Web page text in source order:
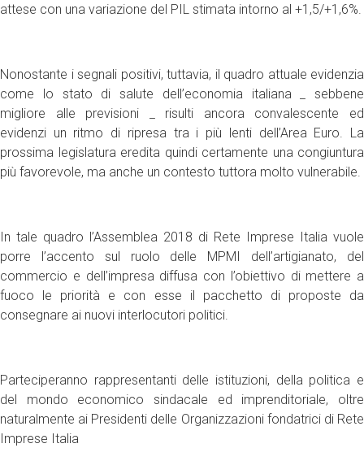
attese con una variazione del PIL stimata intorno al +1,5/+1,6%.
Nonostante i segnali positivi, tuttavia, il quadro attuale evidenzia
come lo stato di salute dell’economia italiana _ sebbene
migliore alle previsioni _ risulti ancora convalescente ed
evidenzi un ritmo di ripresa tra i più lenti dell’Area Euro. La
prossima legislatura eredita quindi certamente una congiuntura
più favorevole, ma anche un contesto tuttora molto vulnerabile.
In tale quadro l’Assemblea 2018 di Rete Imprese Italia vuole
porre l’accento sul ruolo delle MPMI dell’artigianato, del
commercio e dell’impresa diffusa con l’obiettivo di mettere a
fuoco le priorità e con esse il pacchetto di proposte da
consegnare ai nuovi interlocutori politici.
Parteciperanno rappresentanti delle istituzioni, della politica e
del mondo economico sindacale ed imprenditoriale, oltre
naturalmente ai Presidenti delle Organizzazioni fondatrici di Rete
Imprese Italia